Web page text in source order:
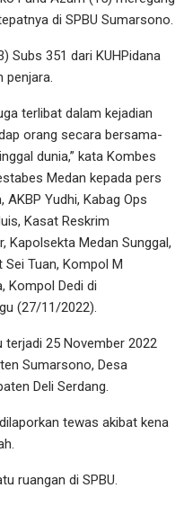
di SPBU Sumarsono.
Subs 351 dari KUHPidana
penjara.
terlibat dalam kejadian
orang secara bersama-
dunia,” kata Kombes
Medan kepada pers
Yudhi, Kabag Ops
Kasat Reskrim
Kapolsekta Medan Sunggal,
Tuan, Kompol M
Kompol Dedi di
(27/11/2022).
terjadi 25 November 2022
Sumarsono, Desa
Deli Serdang.
tewas akibat kena
ruangan di SPBU.